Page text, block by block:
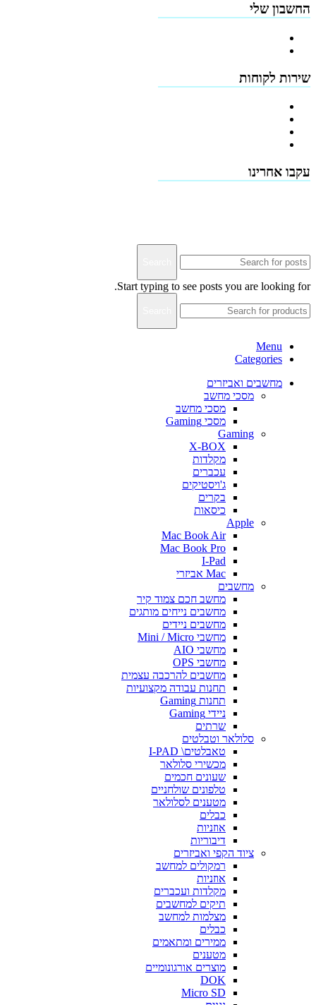
החשבון שלי
שירות לקוחות
עקבו אחרינו
Start typing to see posts you are looking for.
Menu
Categories
מחשבים ואביזרים
מסכי מחשב
מסכי מחשב
מסכי Gaming
Gaming
X-BOX
מקלדות
עכברים
ג'ויסטיקים
בקרים
כיסאות
Apple
Mac Book Air
Mac Book Pro
I-Pad
Mac אביזרי
מחשבים
מחשב חכם צמוד קיר
מחשבים נייחים מותגים
מחשבים ניידים
מחשבי Mini / Micro
מחשבי AIO
מחשבי OPS
מחשבים להרכבה עצמית
תחנות עבודה מקצועיות
תחנות Gaming
ניידי Gaming
שרתים
סלולאר וטבלטים
טאבלטים\ I-PAD
מכשירי סלולאר
שעונים חכמים
טלפונים שולחניים
מטענים לסלולאר
כבלים
אוזניות
דיבוריות
ציוד הקפי ואביזרים
רמקולים למחשב
אוזניות
מקלדות ועכברים
תיקים למחשבים
מצלמות למחשב
כבלים
ממירים ומתאמים
מטענים
מוצרים אורגונומיים
DOK
Micro SD